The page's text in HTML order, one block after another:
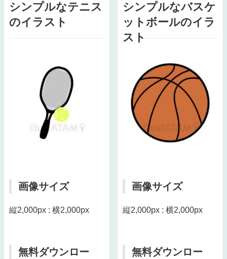
シンプルなテニス
のイラスト
画像サイズ
縦2,000px : 横2,000px
無料ダウンロー
シンプルなバスケ
ットボールのイラ
スト
画像サイズ
縦2,000px : 横2,000px
無料ダウンロー